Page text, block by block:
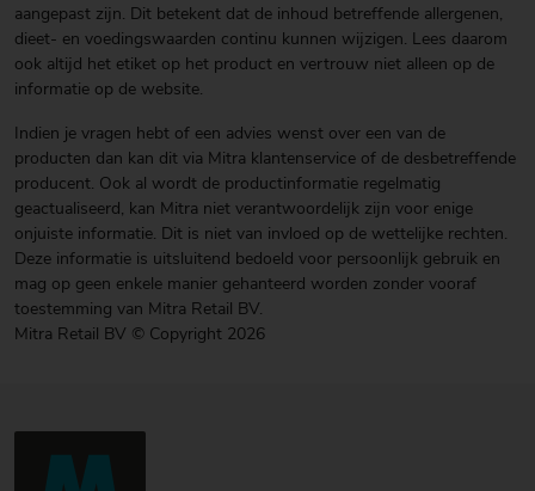
aangepast zijn. Dit betekent dat de inhoud betreffende allergenen,
dieet- en voedingswaarden continu kunnen wijzigen. Lees daarom
ook altijd het etiket op het product en vertrouw niet alleen op de
informatie op de website.
Indien je vragen hebt of een advies wenst over een van de
producten dan kan dit via Mitra klantenservice of de desbetreffende
producent. Ook al wordt de productinformatie regelmatig
geactualiseerd, kan Mitra niet verantwoordelijk zijn voor enige
onjuiste informatie. Dit is niet van invloed op de wettelijke rechten.
Deze informatie is uitsluitend bedoeld voor persoonlijk gebruik en
mag op geen enkele manier gehanteerd worden zonder vooraf
toestemming van Mitra Retail BV.
Mitra Retail BV © Copyright 2026